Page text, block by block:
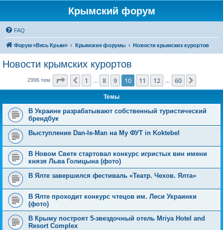
Крымский форум
FAQ
Форум «Весь Крым» Крымские форумы Новости крымских курортов
Новости крымских курортов
2996 тем Страница 10из60
Пред.
1 8 9 10 11 12 60
Темы
В Украине разрабатывают собственный туристический
брендбук
Выступление Dan-le-Man на Му ФУТ in Koktebel
В Новом Свете стартовал конкурс игристых вин имени
князя Льва Голицына (фото)
В Ялте завершился фестиваль «Театр. Чехов. Ялта»
В Ялте проходит конкурс чтецов им. Леси Украинки
(фото)
В Крыму построят 5-звездочный отель Mriya Hotel and
Resort Complex